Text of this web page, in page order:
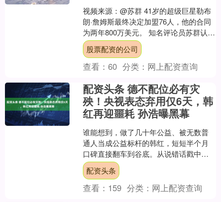
视频来源：@苏群 41岁的超级巨星勒布
朗·詹姆斯最终决定加盟76人，他的合同
为两年800万美元。 知名评论员苏群认
为，自己曾说詹姆斯选择的排位中前三
分别是76人....
股票配资的公司
查看：60 分类： 网上配资查询
配资头条 德不配位必有灾
殃！央视表态弃用仅6天，韩
红再迎噩耗 孙浩曝黑幕
谁能想到，做了几十年公益、被无数普
通人当成公益标杆的韩红，短短半个月
口碑直接翻车到谷底。从说错话戳中大
众底线，到公益基金会惹争议，再到央
视的微妙态度，最后还有憋....
配资头条
查看： 159 分类： 网上配资查询